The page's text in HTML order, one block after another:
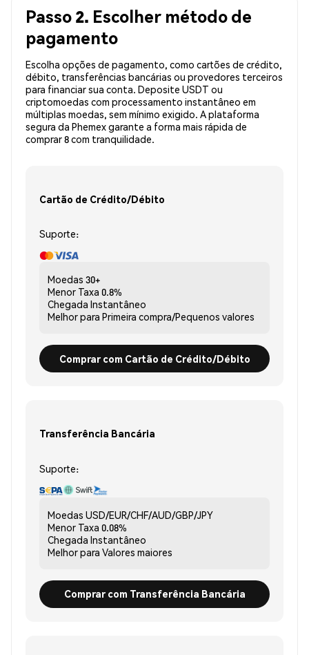
Passo 2. Escolher método de
pagamento
Escolha opções de pagamento, como cartões de crédito,
débito, transferências bancárias ou provedores terceiros
para financiar sua conta. Deposite USDT ou
criptomoedas com processamento instantâneo em
múltiplas moedas, sem mínimo exigido. A plataforma
segura da Phemex garante a forma mais rápida de
comprar 8 com tranquilidade.
Cartão de Crédito/Débito
Suporte:
Moedas 30+
Menor Taxa 0.8%
Chegada Instantâneo
Melhor para Primeira compra/Pequenos valores
Comprar com Cartão de Crédito/Débito
Transferência Bancária
Suporte:
Moedas USD/EUR/CHF/AUD/GBP/JPY
Menor Taxa 0.08%
Chegada Instantâneo
Melhor para Valores maiores
Comprar com Transferência Bancária